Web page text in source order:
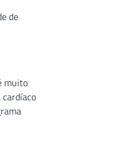
de
muito